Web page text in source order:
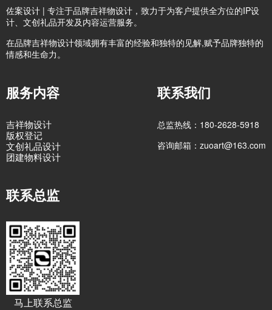
佐案设计 | 专注于品牌吉祥物设计，致力于为客户提供全方位的IP设
计、文创礼品开发及内容运营服务。
在品牌吉祥物设计领域拥有丰富的经验和独特的见解,赋予品牌独特的
情感和生命力。
服务内容
吉祥物设计
版权登记
文创礼品设计
团建物料设计
联系我们
总监热线：180-2628-5918
咨询邮箱：zuoart@163.com
联系总监
马上联系总监